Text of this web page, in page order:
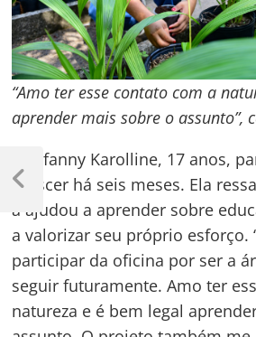
“Amo ter esse contato com a
aprender mais sobre o assunto”,
Estefanny Karolline, 17 anos,
Crescer há seis meses. Ela
a ajudou a aprender sobre
a valorizar seu próprio esforço.
participar da oficina por ser a
seguir futuramente. Amo ter
natureza e é bem legal
Navegação
de
Post
Previous